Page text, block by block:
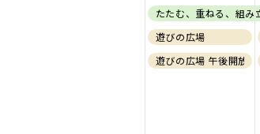
たたむ、重ねる、組
遊びの広場
遊びの広場 午後開放